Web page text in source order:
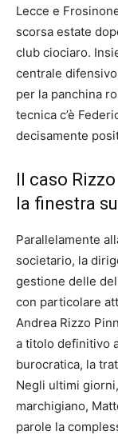
Lecce e
scorsa estate
club ciociaro.
centrale
per la panchina
tecnica c’è
decisamente
Il caso
la finestra
Parallelamente
societario, la
gestione delle
con particolare
Andrea Rizzo
a titolo definitivo
burocratica, la
Negli ultimi
marchigiano,
parole la